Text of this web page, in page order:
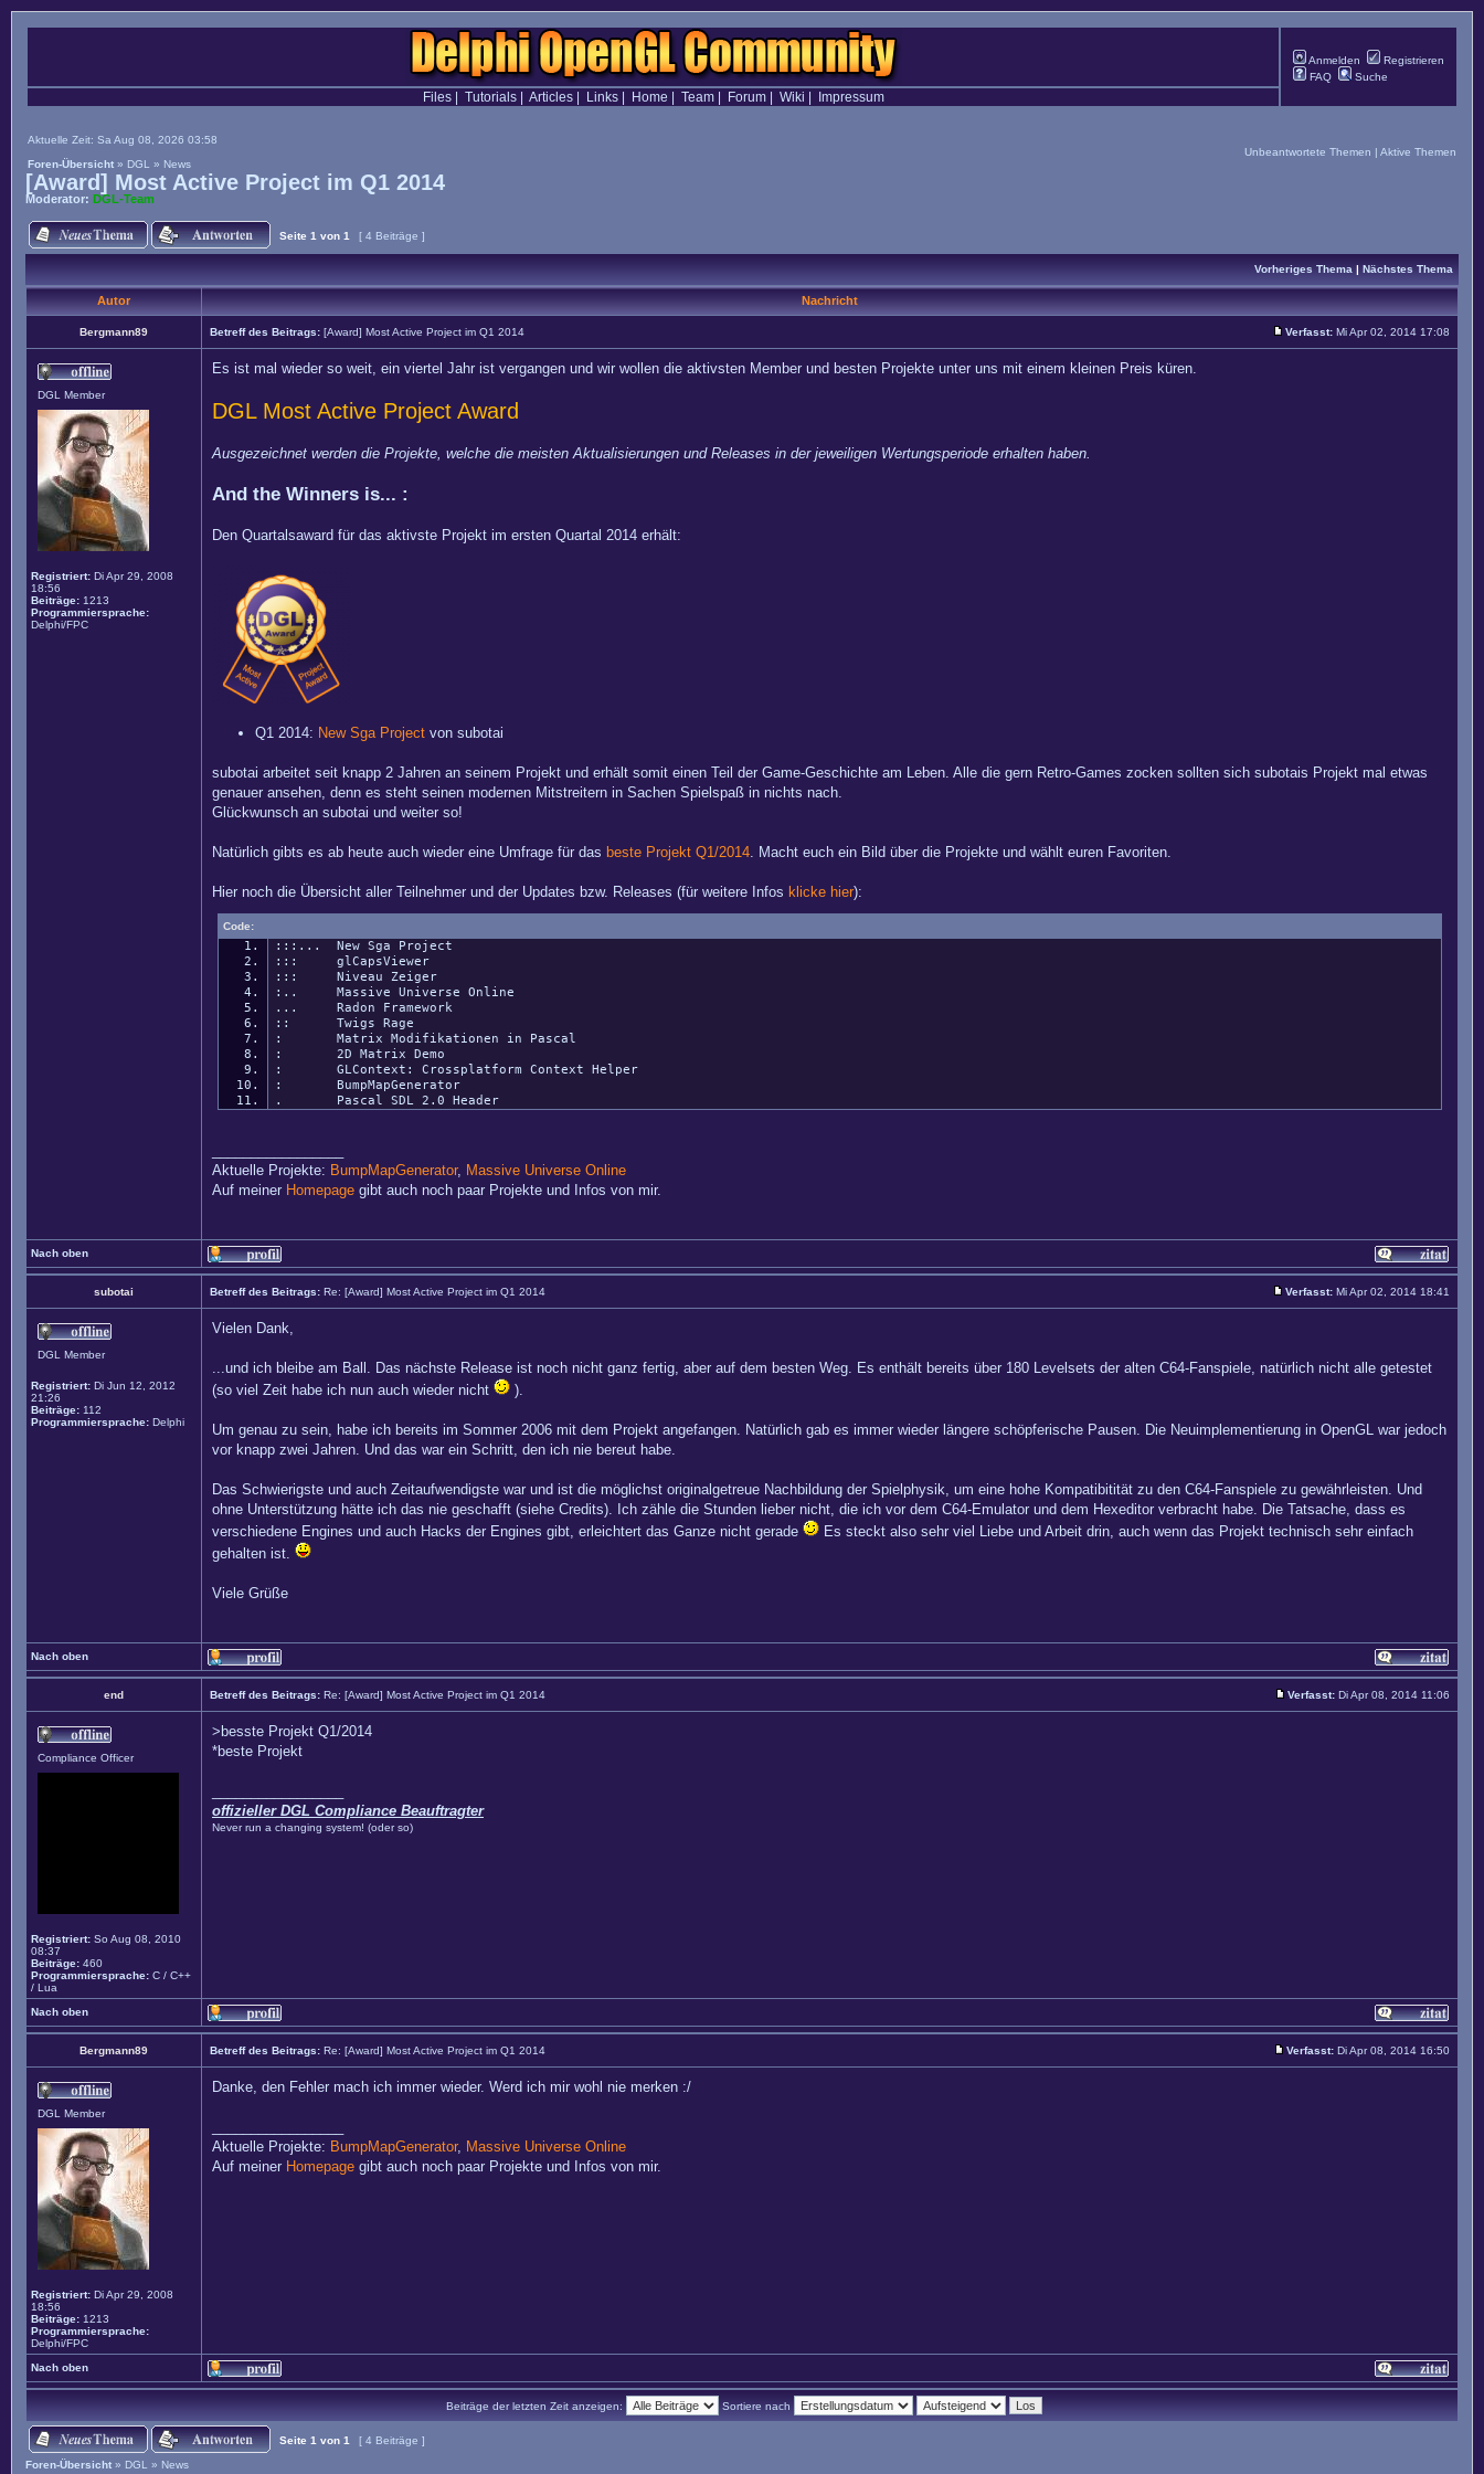
Anmelden
Registrieren
FAQ
Suche
Files| Tutorials| Articles| Links| Home Team| Forum| Wiki Impressum
Aktuelle Zeit: Sa Aug 08, 2026 03:58
Foren-Übersicht » DGL » News
Unbeantwortete Themen | Aktive Themen
[Award] Most Active Project im Q1 2014
Moderator: DGL-Team
Seite 1 von 1 [ 4 Beiträge ]
Vorheriges Thema | Nächstes Thema
Autor Nachricht
Bergmann89 Betreff des Beitrags: [Award] Most Active Project im Q1 2014 Verfasst: Mi Apr 02, 2014 17:08
DGL Member
Registriert: Di Apr 29, 2008
18:56
Beiträge: 1213
Programmiersprache:
Delphi/FPC
Es ist mal wieder so weit, ein viertel Jahr ist vergangen und wir wollen die aktivsten Member und besten Projekte unter uns mit einem kleinen Preis küren.
DGL Most Active Project Award
Ausgezeichnet werden die Projekte, welche die meisten Aktualisierungen und Releases in der jeweiligen Wertungsperiode erhalten haben.
And the Winners is... :
Den Quartalsaward für das aktivste Projekt im ersten Quartal 2014 erhält:
Q1 2014: New Sga Project von subotai
subotai arbeitet seit knapp 2 Jahren an seinem Projekt und erhält somit einen Teil der Game-Geschichte am Leben. Alle die gern Retro-Games zocken sollten sich subotais Projekt mal etwas
genauer ansehen, denn es steht seinen modernen Mitstreitern in Sachen Spielspaß in nichts nach.
Glückwunsch an subotai und weiter so!
Natürlich gibts es ab heute auch wieder eine Umfrage für das beste Projekt Q1/2014. Macht euch ein Bild über die Projekte und wählt euren Favoriten.
Hier noch die Übersicht aller Teilnehmer und der Updates bzw. Releases (für weitere Infos klicke hier):
Code:
:::... New Sga Project
::: glCapsViewer
::: Niveau Zeiger
:.. Massive Universe Online
... Radon Framework
:: Twigs Rage
: Matrix Modifikationen in Pascal
: 2D Matrix Demo
: GLContext: Crossplatform Context Helper
: BumpMapGenerator
. Pascal SDL 2.0 Header
Aktuelle Projekte: BumpMapGenerator, Massive Universe Online
Auf meiner Homepage gibt auch noch paar Projekte und Infos von mir.
Nach oben
subotai Betreff des Beitrags: Re: [Award] Most Active Project im Q1 2014 Verfasst: Mi Apr 02, 2014 18:41
DGL Member
Registriert: Di Jun 12, 2012
21:26
Beiträge: 112
Programmiersprache: Delphi
Vielen Dank,
...und ich bleibe am Ball. Das nächste Release ist noch nicht ganz fertig, aber auf dem besten Weg. Es enthält bereits über 180 Levelsets der alten C64-Fanspiele, natürlich nicht alle getestet
(so viel Zeit habe ich nun auch wieder nicht
).
Um genau zu sein, habe ich bereits im Sommer 2006 mit dem Projekt angefangen. Natürlich gab es immer wieder längere schöpferische Pausen. Die Neuimplementierung in OpenGL war jedoch
vor knapp zwei Jahren. Und das war ein Schritt, den ich nie bereut habe.
Das Schwierigste und auch Zeitaufwendigste war und ist die möglichst originalgetreue Nachbildung der Spielphysik, um eine hohe Kompatibitität zu den C64-Fanspiele zu gewährleisten. Und
ohne Unterstützung hätte ich das nie geschafft (siehe Credits). Ich zähle die Stunden lieber nicht, die ich vor dem C64-Emulator und dem Hexeditor verbracht habe. Die Tatsache, dass es
verschiedene Engines und auch Hacks der Engines gibt, erleichtert das Ganze nicht gerade
Es steckt also sehr viel Liebe und Arbeit drin, auch wenn das Projekt technisch sehr einfach
gehalten ist.
Viele Grüße
Nach oben
end Betreff des Beitrags: Re: [Award] Most Active Project im Q1 2014 Verfasst: Di Apr 08, 2014 11:06
Compliance Officer
Registriert: So Aug 08, 2010
08:37
Beiträge: 460
Programmiersprache: C / C++
/ Lua
>besste Projekt Q1/2014
*beste Projekt
offizieller DGL Compliance Beauftragter
Never run a changing system! (oder so)
Nach oben
Bergmann89 Betreff des Beitrags: Re: [Award] Most Active Project im Q1 2014 Verfasst: Di Apr 08, 2014 16:50
DGL Member
Registriert: Di Apr 29, 2008
18:56
Beiträge: 1213
Programmiersprache:
Delphi/FPC
Danke, den Fehler mach ich immer wieder. Werd ich mir wohl nie merken :/
Aktuelle Projekte: BumpMapGenerator, Massive Universe Online
Auf meiner Homepage gibt auch noch paar Projekte und Infos von mir.
Nach oben
Beiträge der letzten Zeit anzeigen: Sortiere nach
Seite 1 von 1
[ 4 Beiträge ]
Foren-Übersicht » DGL » News